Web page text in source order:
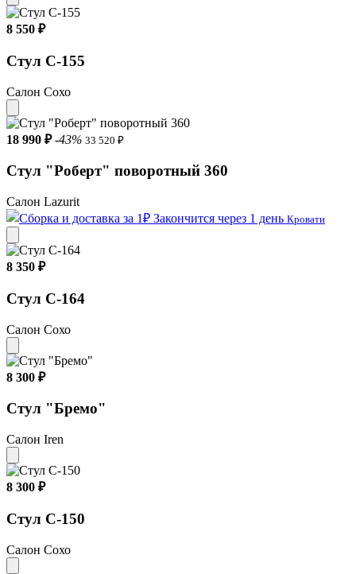
8 550 ₽
Стул С-155
Салон Сохо
18 990 ₽ -43% 33 520 ₽
Стул "Роберт" поворотный 360
Салон Lazurit
Закончится через 1 день Кровати
8 350 ₽
Стул С-164
Салон Сохо
8 300 ₽
Стул "Бремо"
Салон Iren
8 300 ₽
Стул С-150
Салон Сохо